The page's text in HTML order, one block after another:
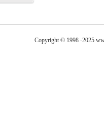
Copyright © 1998 -2025